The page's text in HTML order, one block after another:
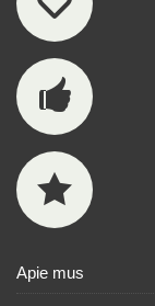
Apie mus